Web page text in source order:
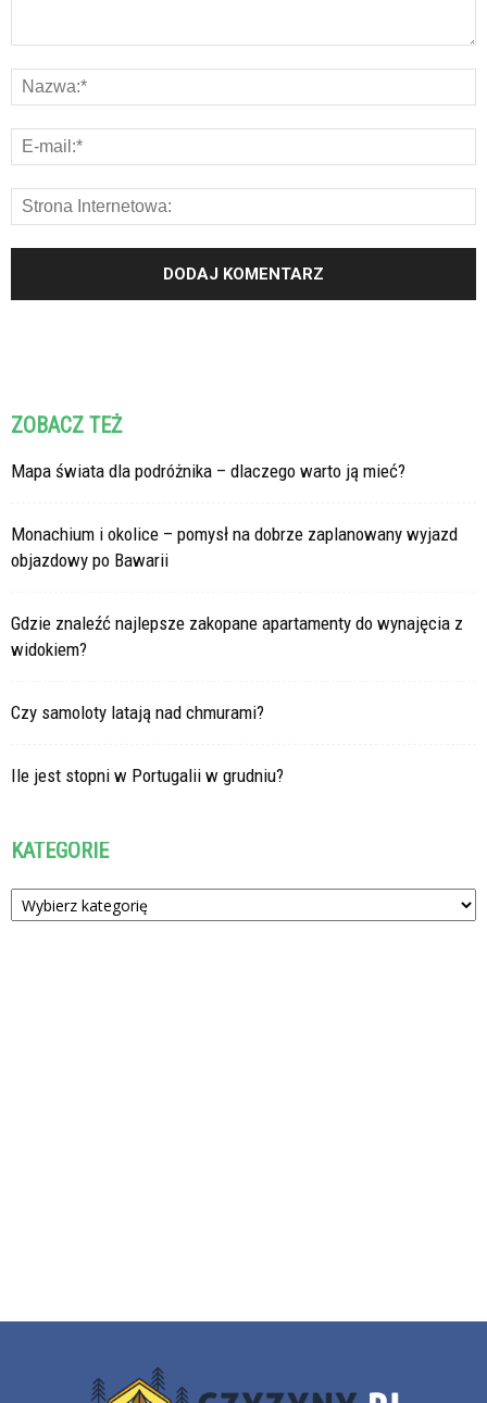
ZOBACZ TEŻ
Mapa świata dla podróżnika – dlaczego warto ją mieć?
Monachium i okolice – pomysł na dobrze zaplanowany wyjazd
objazdowy po Bawarii
Gdzie znaleźć najlepsze zakopane apartamenty do wynajęcia z
widokiem?
Czy samoloty latają nad chmurami?
Ile jest stopni w Portugalii w grudniu?
KATEGORIE
Kategorie